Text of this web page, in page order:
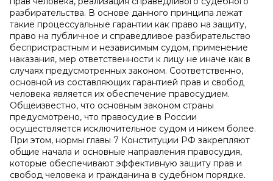
разбирательства. В основе данного принципа лежат
такие процессуальные гарантии как право на защиту,
право на публичное и справедливое разбирательство
беспристрастным и независимым судом, применение
наказания, мер ответственности к лицу не иначе как в
случаях предусмотренных законом. Соответственно,
основной из составляющих гарантией прав и свобод
человека является их обеспечение правосудием.
Общеизвестно, что основным законом страны
предусмотрено, что правосудие в России
осуществляется исключительное судом и никем более.
При этом, нормы главы 7 Конституции РФ закрепляют
общие начала и основные направления правосудия,
которые обеспечивают эффективную защиту прав и
свобод человека и гражданина в судебном порядке.